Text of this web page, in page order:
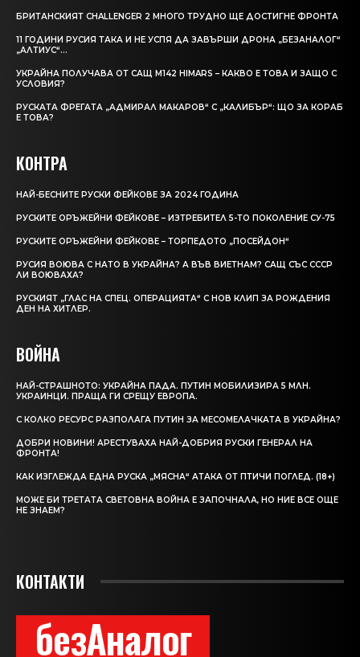
БРИТАНСКИЯТ CHALLENGER 2 МНОГО ТРУДНО ЩЕ ДОСТИГНЕ ФРОНТА
11 ГОДИНИ РУСИЯ ТАКА И НЕ УСПЯ ДА ЗАВЪРШИ ДРОНА „БЕЗАНАЛОГ“
„АЛТИУС“…
УКРАЙНА ПОЛУЧАВА ОТ САЩ M142 HIMARS – КАКВО Е ТОВА И ЗАЩО С
УСЛОВИЯ?
РУСКАТА ФРЕГАТА „АДМИРАЛ МАКАРОВ“ С „КАЛИБЪР“: ЩО ЗА КОРАБ
Е ТОВА?
КОНТРА
НАЙ-БЕСНИТЕ РУСКИ ФЕЙКОВЕ ЗА 2024 ГОДИНА
РУСКИТЕ ОРЪЖЕЙНИ ФЕЙКОВЕ – ИЗТРЕБИТЕЛ 5-ТО ПОКОЛЕНИЕ СУ-75
РУСКИТЕ ОРЪЖЕЙНИ ФЕЙКОВЕ – ТОРПЕДОТО „ПОСЕЙДОН“
РУСИЯ ВОЮВА С НАТО В УКРАЙНА? А ВЪВ ВИЕТНАМ? САЩ СЪС СССР
ЛИ ВОЮВАХА?
РУСКИЯТ „ГЛАС НА СПЕЦ. ОПЕРАЦИЯТА“ С НОВ КЛИП ЗА РОЖДЕНИЯ
ДЕН НА ХИТЛЕР.
ВОЙНА
НАЙ-СТРАШНОТО: УКРАЙНА ПАДА. ПУТИН МОБИЛИЗИРА 5 МЛН.
УКРАИНЦИ. ПРАЩА ГИ СРЕЩУ ЕВРОПА.
С КОЛКО РЕСУРС РАЗПОЛАГА ПУТИН ЗА МЕСОМЕЛАЧКАТА В УКРАЙНА?
ДОБРИ НОВИНИ! АРЕСТУВАХА НАЙ-ДОБРИЯ РУСКИ ГЕНЕРАЛ НА
ФРОНТА!
КАК ИЗГЛЕЖДА ЕДНА РУСКА „МЯСНА“ АТАКА ОТ ПТИЧИ ПОГЛЕД. (18+)
МОЖЕ БИ ТРЕТАТА СВЕТОВНА ВОЙНА Е ЗАПОЧНАЛА, НО НИЕ ВСЕ ОЩЕ
НЕ ЗНАЕМ?
КОНТАКТИ
безАналог